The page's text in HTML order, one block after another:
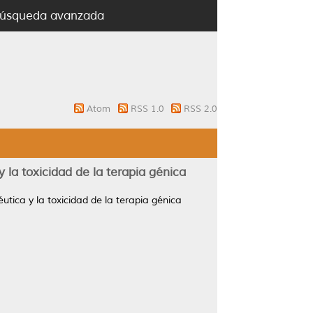
avanzada
Atom RSS 1.0 RSS 2.0
la toxicidad de la terapia génica
y la toxicidad de la terapia génica